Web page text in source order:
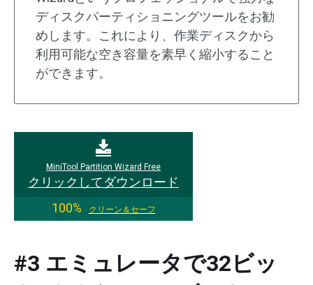
ディスクパーティショニングツールをお勧
めします。これにより、作業ディスクから
利用可能な空き容量を素早く縮小すること
ができます。
MiniTool Partition Wizard Free
クリックしてダウンロード
100%
クリーン＆セーフ
#3 エミュレータで32ビッ